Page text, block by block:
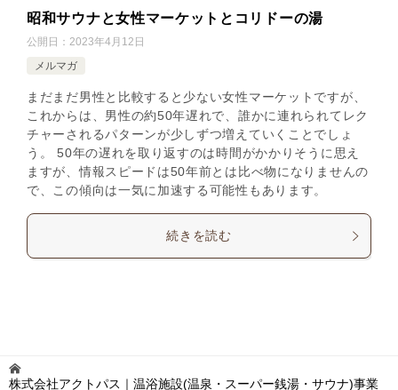
昭和サウナと女性マーケットとコリドーの湯
公開日： 2023年4月12日
メルマガ
まだまだ男性と比較すると少ない女性マーケットですが、
これからは、男性の約50年遅れで、誰かに連れられてレク
チャーされるパターンが少しずつ増えていくことでしょ
う。 50年の遅れを取り返すのは時間がかかりそうに思え
ますが、情報スピードは50年前とは比べ物になりませんの
で、この傾向は一気に加速する可能性もあります。
続きを読む
株式会社アクトパス｜温浴施設(温泉・スーパー銭湯・サウナ)事業